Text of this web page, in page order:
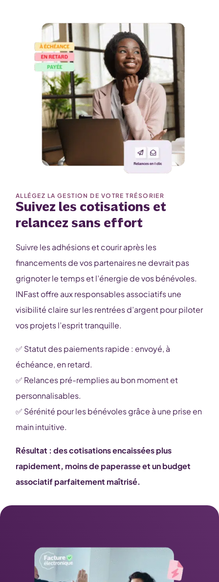
ALLÉGEZ LA GESTION DE VOTRE TRÉSORIER
Suivez les cotisations et
relancez sans effort
Suivre les adhésions et courir après les
financements de vos partenaires ne devrait pas
grignoter le temps et l’énergie de vos bénévoles.
INFast offre aux responsables associatifs une
visibilité claire sur les rentrées d’argent pour piloter
vos projets l’esprit tranquille.
✅ Statut des paiements rapide : envoyé, à
échéance, en retard.
✅ Relances pré-remplies au bon moment et
personnalisables.
✅ Sérénité pour les bénévoles grâce à une prise en
main intuitive.
Résultat : des cotisations encaissées plus
rapidement, moins de paperasse et un budget
associatif parfaitement maîtrisé.